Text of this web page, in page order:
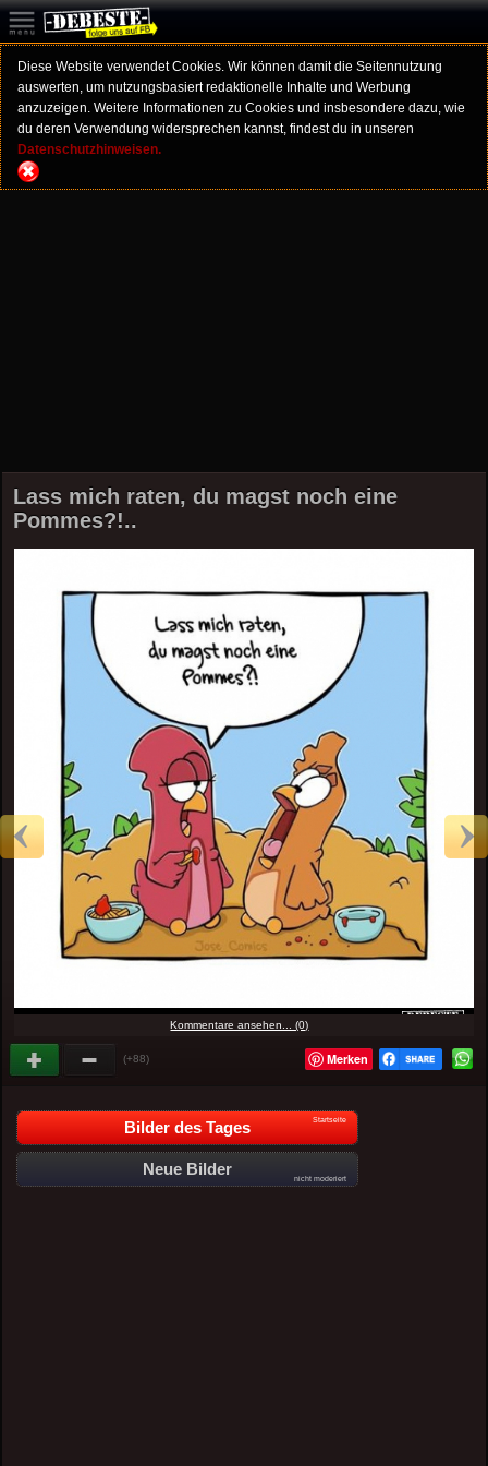
Diese Website verwendet Cookies. Wir können damit die Seitennutzung
auswerten, um nutzungsbasiert redaktionelle Inhalte und Werbung
anzuzeigen. Weitere Informationen zu Cookies und insbesondere dazu, wie
du deren Verwendung widersprechen kannst, findest du in unseren
Datenschutzhinweisen.
Lass mich raten, du magst noch eine
Pommes?!..
Kommentare ansehen... (0)
(+88) Merken
Bilder des Tages Startseite
Neue Bilder
nicht moderiert